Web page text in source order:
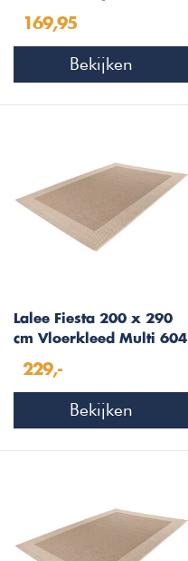
- 160 x 230 cm
169,95
Bekijken
Lalee Fiesta 200 x 290
cm Vloerkleed Multi 604
229,-
Bekijken